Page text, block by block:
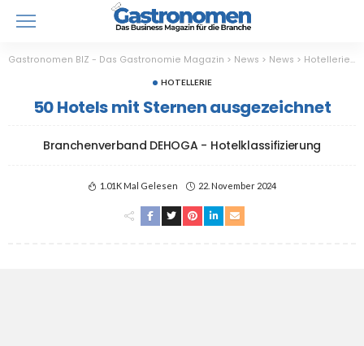
Gastronomen BIZ - Das Gastronomie Magazin > News > News > Hotellerie>
HOTELLERIE
50 Hotels mit Sternen ausgezeichnet
Branchenverband DEHOGA - Hotelklassifizierung
1.01K Mal Gelesen 22. November 2024